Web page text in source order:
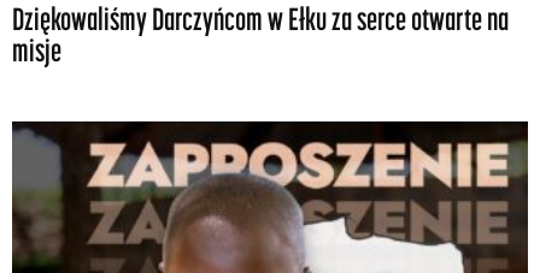
Dziękowaliśmy Darczyńcom w Ełku za serce otwarte na
misje